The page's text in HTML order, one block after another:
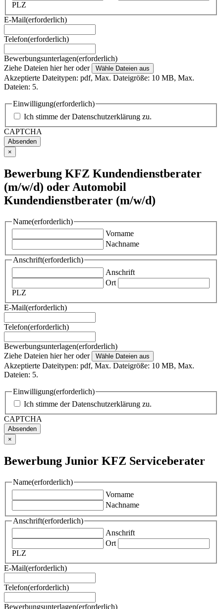
PLZ
E-Mail(erforderlich)
Telefon(erforderlich)
Bewerbungsunterlagen(erforderlich)
Ziehe Dateien hier her oder
Wähle Dateien aus
Akzeptierte Dateitypen: pdf, Max. Dateigröße: 10 MB, Max.
Dateien: 5.
Einwilligung(erforderlich)
Ich stimme derDatenschutzerklärung zu.
CAPTCHA
×
Bewerbung KFZ Kundendienstberater
(m/w/d) oder Automobil
Kundendienstberater (m/w/d)
Name(erforderlich)
Vorname
Nachname
Anschrift(erforderlich)
Anschrift
Ort
PLZ
E-Mail(erforderlich)
Telefon(erforderlich)
Bewerbungsunterlagen(erforderlich)
Ziehe Dateien hier her oder
Wähle Dateien aus
Akzeptierte Dateitypen: pdf, Max. Dateigröße: 10 MB, Max.
Dateien: 5.
Einwilligung(erforderlich)
Ich stimme derDatenschutzerklärung zu.
CAPTCHA
×
Bewerbung Junior KFZ Serviceberater
Name(erforderlich)
Vorname
Nachname
Anschrift(erforderlich)
Anschrift
Ort
PLZ
E-Mail(erforderlich)
Telefon(erforderlich)
Bewerbungsunterlagen(erforderlich)